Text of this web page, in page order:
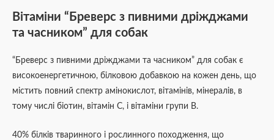
Вітаміни “Бреверс з пивними дріжджами
та часником” для собак
“Бреверс з пивними дріжджами та часником” для собак є
високоенергетичною, білковою добавкою на кожен день, що
містить повний спектр амінокислот, вітамінів, мінералів, в
тому числі біотин, вітамін C, і вітаміни групи B.
40% білків тваринного і рослинного походження, що